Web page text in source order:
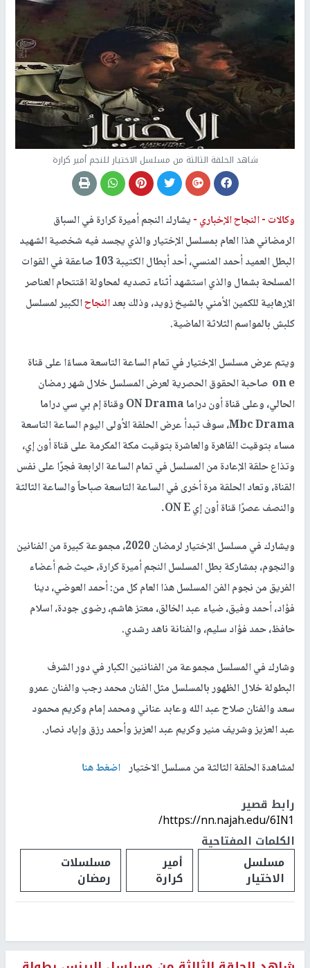
شاهد الحلقة الثالثة من مسلسل الاختيار للنجم أمير كرارة
وكالات -النجاح الإخباري -يشارك النجم أميرة كرارة في السباق
الرمضاني هذا العام بمسلسل الإختيار والذي يجسد فيه شخصية الشهيد
البطل العميد أحمد المنسي، أحد أبطال الكتيبة 103 صاعقة في القوات
المسلحة بشمال والذي استشهد أثناء تصديه لمحاولة اقتتحام العناصر
الإرهابية للكمين الأمني بالشيخ زويد، وذلك بعدالنجاحالكبير لمسلسل
كلبش بالمواسم الثلاثة الماضية.
ويتم عرض مسلسل الإختيار في تمام الساعة التاسعة مساءًا على قناة
on e صاحبة الحقوق الحصرية لعرض المسلسل خلال شهر رمضان
الحالي، وعلى قناة أون دراما ON Drama وقناة إم بي سي دراما
Mbc Drama، سوف تبدأ عرض الحلقة الأولى اليوم الساعة التاسعة
مساء بتوقيت القاهرة والعاشرة بتوقيت مكة المكرمة على قناة أون إي،
وتذاع حلقة الإعادة من المسلسل في تمام الساعة الرابعة فجرًا على نفس
القناة، وتعاد الحلقة مرة أخرى في الساعة التاسعة صباحاً والساعة الثالثة
والنصف عصرًا قناة أون إي ON E.
ويشارك في مسلسل الإختيار لرمضان 2020، مجموعة كبيرة من الفنانين
والنجوم، بمشاركة بطل المسلسل النجم أميرة كرارة، حيث ضم أعضاء
الفريق من نجوم الفن المسلسل هذا العام كل من: أحمد العوضي، دينا
فؤاد، أحمد وفيق، ضياء عبد الخالق، معتز هاشم، رضوى جودة، اسلام
حافظ، حمد فؤاد سليم، والفنانة ناهد رشدي.
وشارك في المسلسل مجموعة من الفناننين الكبار في دور الشرف
البطولة خلال الظهور بالمسلسل مثل الفنان محمد رجب والفنان عمرو
سعد والفنان صلاح عبد الله وعابد عناني ومحمد إمام وكريم محمود
عبد العزيز وشريف منير وكريم عبد العزيز وأحمد رزق وإياد نصار.
لمشاهدة الحلقة الثالثة من مسلسل الاختيار اضغط هنا
رابط قصير
https://nn.najah.edu/6IN1/
الكلمات المفتاحية
مسلسل
الاختيار
أمير
كرارة
مسلسلات
رمضان